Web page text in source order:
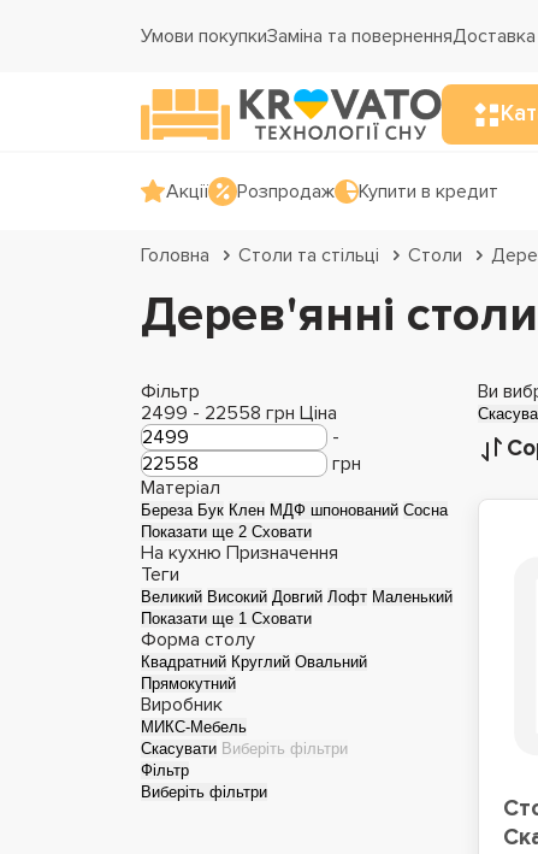
Умови покупкиЗаміна та поверненняДоставка
Акції Розпродаж Купити в кредит
Головна Столи та стільці Столи
Дерев'янні
Фільтр
2499 - 22558 грн Ціна
-
грн
Матеріал
Береза Бук Клен МДФ шпонований Сосна
Показати ще 2 Сховати
На кухню Призначення
Теги
Великий Високий Довгий Лофт Маленький
Показати ще 1 Сховати
Форма столу
Квадратний Круглий Овальний
Прямокутний
Виробник
МИКС-Мебель
Скасувати Виберіть фільтри
Фільтр
Виберіть фільтри
Ви